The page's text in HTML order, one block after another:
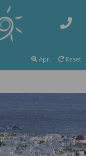
Reset
Apri